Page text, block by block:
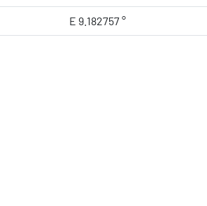
E 9.182757 °